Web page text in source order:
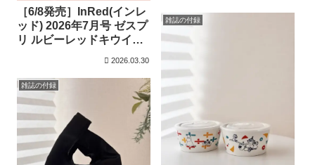
［6/8発売］InRed(インレ
ッド) 2026年7月号 ゼスプ
リ ルビーレッドキウイモ
エコバッグ」
2026.03.30
雑誌の付録
雑誌の付録